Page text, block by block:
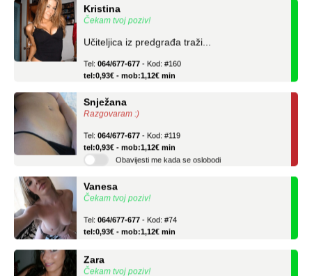
Čekam tvoj poziv!
tel:0,93€ - mob:1,12€ min
Razgovaram :)
tel:0,93€ - mob:1,12€ min
Obavijesti me kada se oslobodi
Čekam tvoj poziv!
tel:0,93€ - mob:1,12€ min
Čekam tvoj poziv!